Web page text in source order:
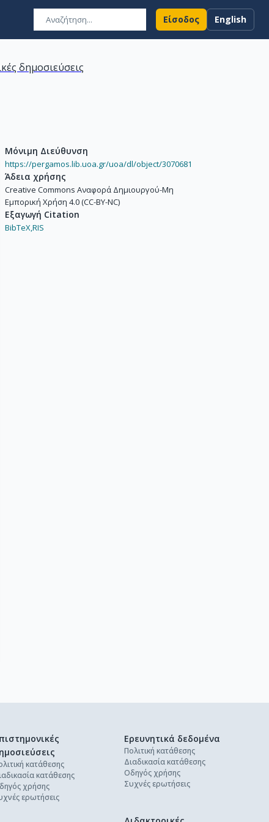
Είσοδος English
δημοσιεύσεις
Μόνιμη Διεύθυνση
https://pergamos.lib.uoa.gr/uoa/dl/object/3070681
Άδεια χρήσης
Creative Commons Αναφορά Δημιουργού-Μη
Εμπορική Χρήση 4.0 (CC-BY-NC)
Εξαγωγή Citation
BibTeX,RIS
κατάθεσης
κατάθεσης
χρήσης
ερωτήσεις
Ερευνητικά δεδομένα
Πολιτική κατάθεσης
Διαδικασία κατάθεσης
Οδηγός χρήσης
Συχνές ερωτήσεις